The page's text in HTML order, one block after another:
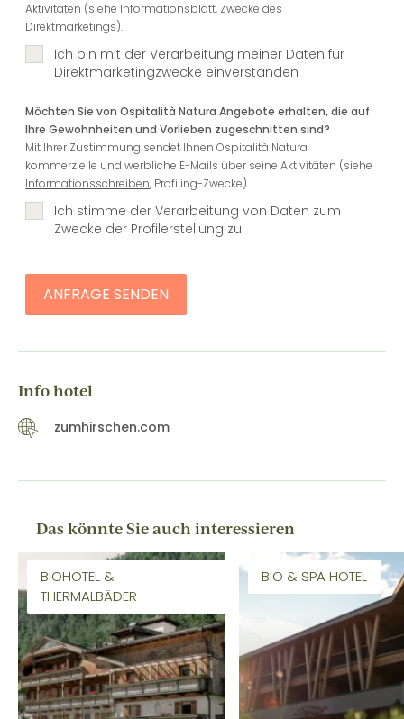
Aktivitäten (siehe Informationsblatt, Zwecke des
Direktmarketings).
Ich bin mit der Verarbeitung meiner Daten für
Direktmarketingzwecke einverstanden
Möchten Sie von Ospitalità Natura Angebote erhalten, die auf
Ihre Gewohnheiten und Vorlieben zugeschnitten sind?
Mit Ihrer Zustimmung sendet Ihnen Ospitalità Natura
kommerzielle und werbliche E-Mails über seine Aktivitäten (siehe
Informationsschreiben, Profiling-Zwecke).
Ich stimme der Verarbeitung von Daten zum
Zwecke der Profilerstellung zu
ANFRAGE SENDEN
Info hotel
zumhirschen.com
Das könnte Sie auch interessieren
BIOHOTEL &
THERMALBÄDER
BIO & SPA HOTEL